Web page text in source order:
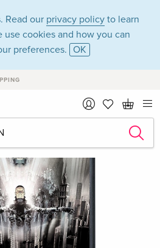
Read our privacy policy to learn
use cookies and how you can
preferences. OK